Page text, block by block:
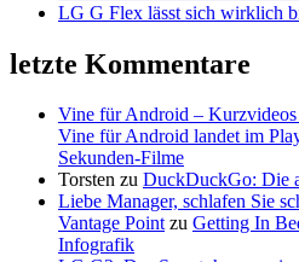
LG G Flex lässt sich wirklich
letzte Kommentare
Vine für Android –
Vine für Android landet im
Sekunden-Filme
Torsten zu DuckDuckGo: Die
Liebe Manager, schlafen Sie
Vantage Pointzu Getting In
Infografik